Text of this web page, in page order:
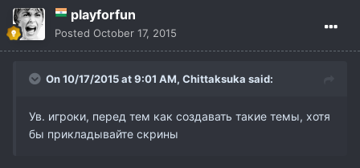
playforfun
Posted October 17, 2015
On 10/17/2015 at 9:01 AM, Chittaksuka said:
Ув. игроки, перед тем как создавать такие темы, хотя
бы прикладывайте скрины